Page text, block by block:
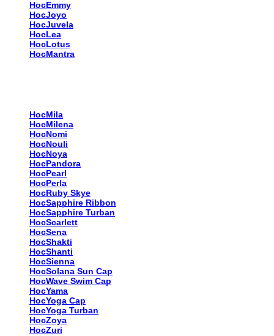
HocEmmy
HocJoyo
HocJuvela
HocLea
HocLotus
HocMantra
HocMila
HocMilena
HocNomi
HocNouli
HocNoya
HocPandora
HocPearl
HocPerla
HocRuby Skye
HocSapphire Ribbon
HocSapphire Turban
HocScarlett
HocSena
HocShakti
HocShanti
HocSienna
HocSolana Sun Cap
HocWave Swim Cap
HocYama
HocYoga Cap
HocYoga Turban
HocZoya
HocZuri